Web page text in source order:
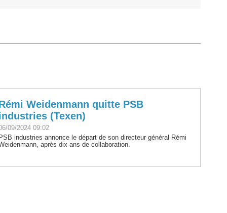
Weidenmann quitte PSB
(Texen)
09/2024 09:02
industries annonce le départ de son directeur général Rémi
après dix ans de collaboration.